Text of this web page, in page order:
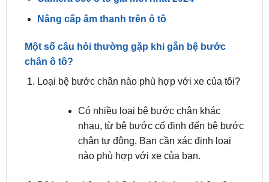
Một số câu hỏi thường gặp khi gắn bệ bước
Loại bệ bước chân nào phù hợp với xe của tôi?
Có nhiều loại bệ bước chân khác
chân tự động. Bạn cần xác định loại
nào phù hợp với xe của bạn.
Bệ bước chân có thể tùy chỉnh được không?